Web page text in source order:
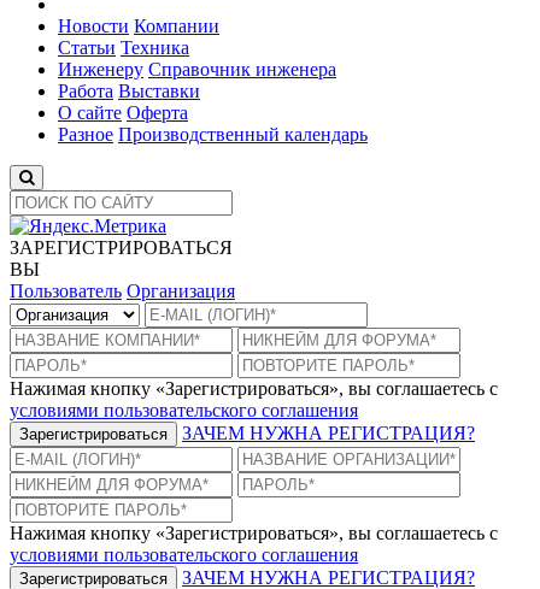
Новости Компании
Статьи Техника
Инженеру Справочник инженера
Работа Выставки
О сайте Оферта
Разное Производственный календарь
ЗАРЕГИСТРИРОВАТЬСЯ
ВЫ
Пользователь Организация
Нажимая кнопку «Зарегистрироваться», вы соглашаетесь с
условиями пользовательского соглашения
Зарегистрироваться ЗАЧЕМ НУЖНА РЕГИСТРАЦИЯ?
Нажимая кнопку «Зарегистрироваться», вы соглашаетесь с
условиями пользовательского соглашения
Зарегистрироваться
ЗАЧЕМ НУЖНА РЕГИСТРАЦИЯ?